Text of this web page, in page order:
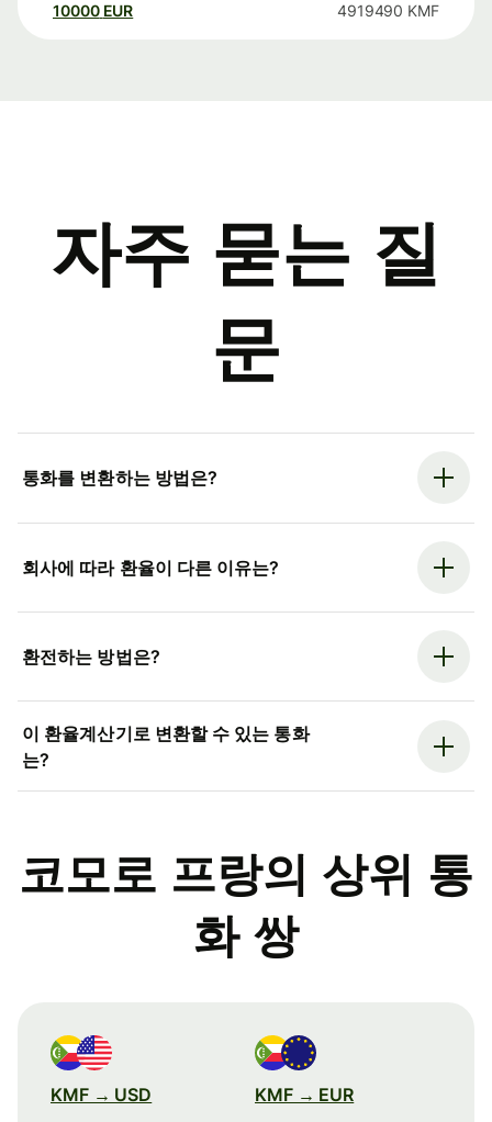
10000 EUR 4919490 KMF
자주 묻는 질
문
통화를 변환하는 방법은?
회사에 따라 환율이 다른 이유는?
환전하는 방법은?
이 환율계산기로 변환할 수 있는 통화
는?
코모로 프랑의 상위 통
화 쌍
KMF → USD KMF → EUR